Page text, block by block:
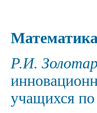
Математика
Р.И.
учащихся по